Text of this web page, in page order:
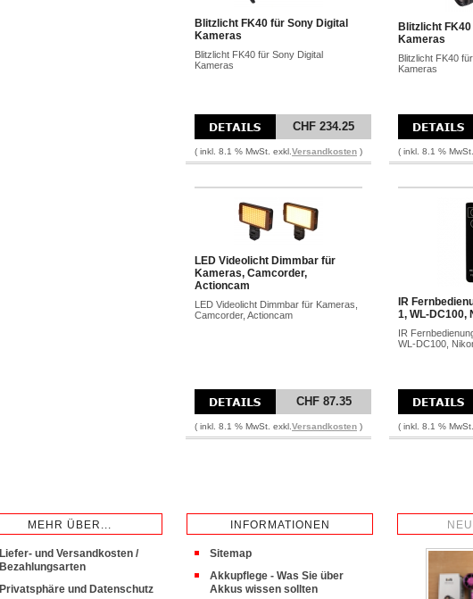
Blitzlicht FK40 für Sony Digital
Kameras
Blitzlicht FK40 für Sony Digital
Kameras
CHF 234.25
( inkl. 8.1 % MwSt. exkl. Versandkosten )
Blitzlicht
Kameras
Blitzlicht FK40
Kameras
( inkl. 8.1 %
LED Videolicht Dimmbar für
Kameras, Camcorder,
Actioncam
LED Videolicht Dimmbar für Kameras,
Camcorder, Actioncam
CHF 87.35
( inkl. 8.1 % MwSt. exkl. Versandkosten )
IR
1, WL-DC100,
IR
WL-DC100,
( inkl. 8.1 %
MEHR ÜBER...
Liefer- und Versandkosten /
Bezahlungsarten
Privatsphäre und Datenschutz
INFORMATIONEN
Sitemap
Akkupflege - Was Sie über
Akkus wissen sollten